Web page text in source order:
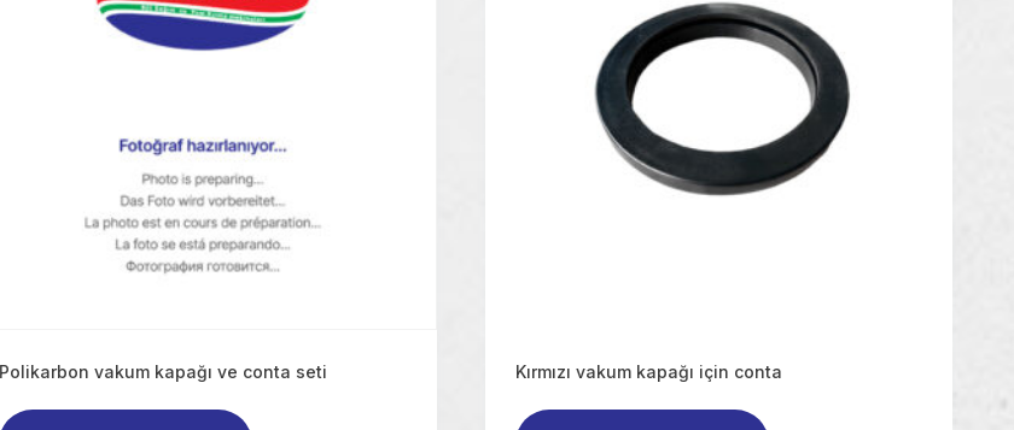
Polikarbon vakum kapağı ve conta seti Kırmızı vakum kapağı için conta